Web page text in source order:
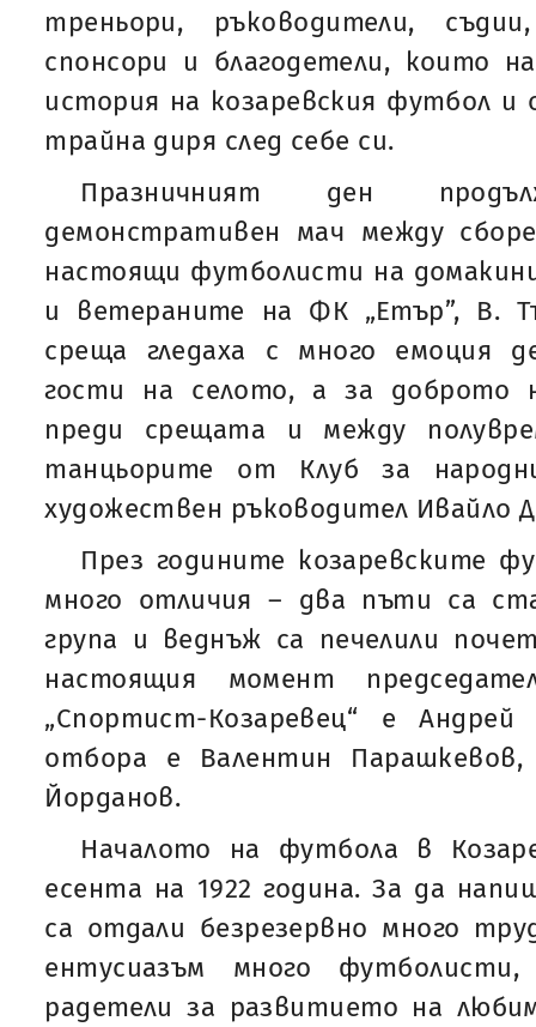
треньори, ръководители,
спонсори и благодетели, които
история на козаревския футбол и
трайна диря след себе си.
Празничният ден
демонстративен мач между
настоящи футболисти на
и ветераните на ФК „Етър”, В.
среща гледаха с много емоция
гости на селото, а за доброто
преди срещата и между
танцьорите от Клуб за
художествен ръководител Ивайло
През годините козаревските
много отличия – два пъти са
група и веднъж са печелили
настоящия момент
„Спортист-Козаревец“ е
отбора е Валентин
Йорданов.
Началото на футбола в
есента на 1922 година. За да
са отдали безрезервно много
ентусиазъм много
радетели за развитието на